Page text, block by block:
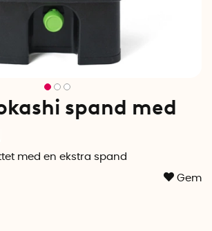
spand med
med en ekstra spand
Gem